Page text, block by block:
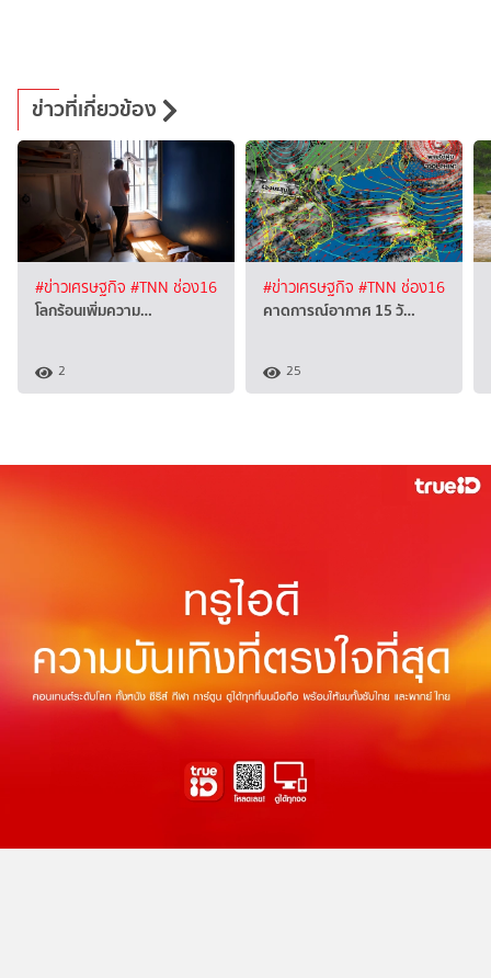
ข่าวที่เกี่ยวข้อง
#ข่าวเศรษฐกิจ #TNN ช่อง16
โลกร้อนเพิ่มความ…
2
#ข่าวเศรษฐกิจ #TNN ช่อง16
คาดการณ์อากาศ 15 วั…
25